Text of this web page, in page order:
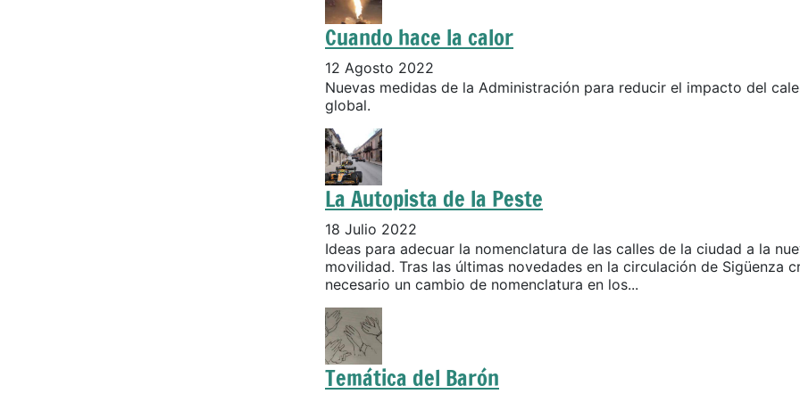
Cuando hace la calor
12 Agosto 2022
Nuevas medidas de la Administración para reducir el impacto del
global.
La Autopista de la Peste
18 Julio 2022
Ideas para adecuar la nomenclatura de las calles de la ciudad a la
movilidad. Tras las últimas novedades en la circulación de Sigüenza
necesario un cambio de nomenclatura en los...
Temática del Barón